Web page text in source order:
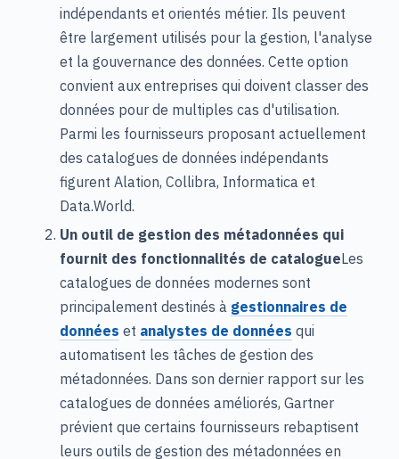
indépendants et orientés métier. Ils peuvent
être largement utilisés pour la gestion, l'analyse
et la gouvernance des données. Cette option
convient aux entreprises qui doivent classer des
données pour de multiples cas d'utilisation.
Parmi les fournisseurs proposant actuellement
des catalogues de données indépendants
figurent Alation, Collibra, Informatica et
Data.World.
Un outil de gestion des métadonnées qui
fournit des fonctionnalités de catalogueLes
catalogues de données modernes sont
principalement destinés à gestionnaires de
données et analystes de données qui
automatisent les tâches de gestion des
métadonnées. Dans son dernier rapport sur les
catalogues de données améliorés, Gartner
prévient que certains fournisseurs rebaptisent
leurs outils de gestion des métadonnées en